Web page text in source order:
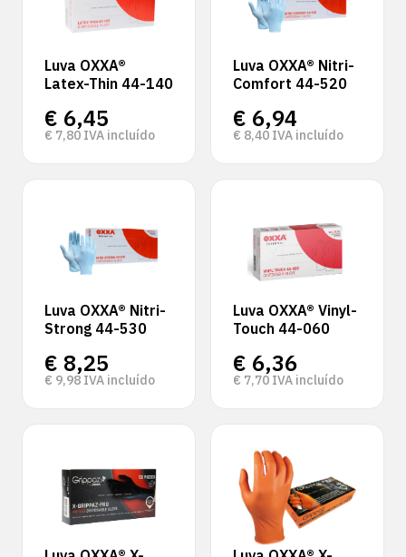
Luva OXXA®
Latex-Thin 44-140
€ 6,45
€ 7,80 IVA incluído
Luva OXXA® Nitri-
Comfort 44-520
€ 6,94
€ 8,40 IVA incluído
Luva OXXA® Nitri-
Strong 44-530
€ 8,25
€ 9,98 IVA incluído
Luva OXXA® Vinyl-
Touch 44-060
€ 6,36
€ 7,70 IVA incluído